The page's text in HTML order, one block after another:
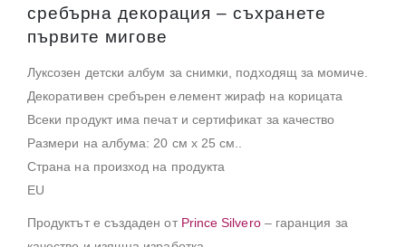
сребърна декорация – съхранете
първите мигове
Луксозен детски албум за снимки, подходящ за момиче.
Декоративен сребърен елемент жираф на корицата
Всеки продукт има печат и сертификат за качество
Размери на албума: 20 см х 25 см..
Страна на произход на продукта
EU
Продуктът е създаден от Prince Silvero– гаранция за